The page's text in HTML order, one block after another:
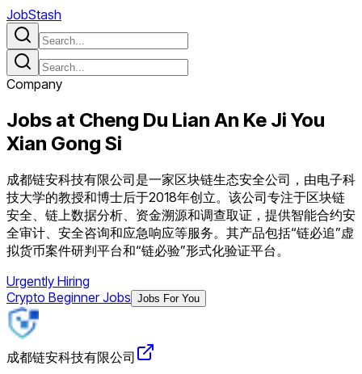
JobStash
Company
Jobs at Cheng Du Lian An Ke Ji You
Xian Gong Si
成都链安科技有限公司是一家区块链生态安全公司，由电子科
技大学的教授和博士后于2018年创立。该公司专注于区块链
安全、链上数据分析、资金溯源和调查取证，提供智能合约安
全审计、安全咨询和应急响应等服务。其产品包括“链必追”虚
拟货币案件研判平台和“链必验”形式化验证平台。
Urgently Hiring
Crypto Beginner Jobs Jobs For You
成都链安科技有限公司